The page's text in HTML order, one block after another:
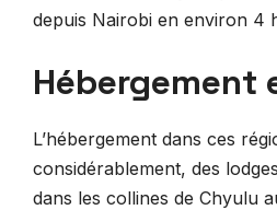
depuis Nairobi en environ 4
Hébergement
L’hébergement dans ces
considérablement, des
dans les collines de Chyulu